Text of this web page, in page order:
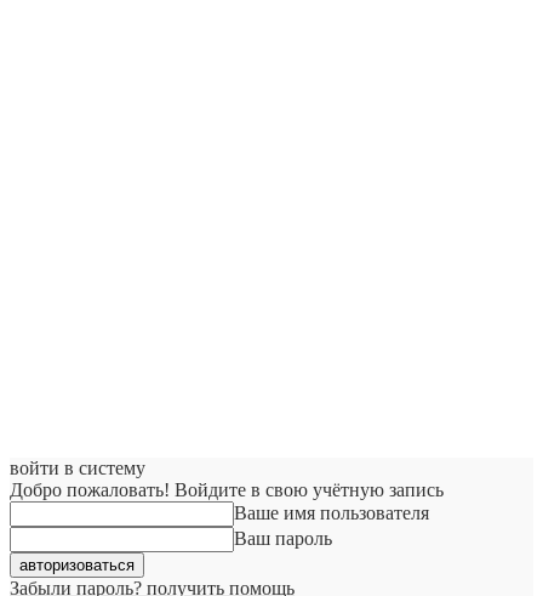
войти в систему
Добро пожаловать! Войдите в свою учётную запись
Ваше имя пользователя
Ваш пароль
Забыли пароль? получить помощь